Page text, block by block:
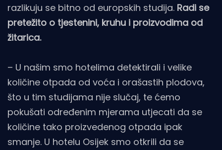
razlikuju se bitno od europskih studija. Radi se
pretežito o tjestenini, kruhu i proizvodima od
žitarica.
– U našim smo hotelima detektirali i velike
količine otpada od voća i orašastih plodova,
što u tim studijama nije slučaj, te ćemo
pokušati određenim mjerama utjecati da se
količine tako proizvedenog otpada ipak
smanje. U hotelu Osijek smo otkrili da se